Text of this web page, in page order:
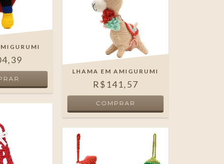
LHAMA EM AMIGURUMI
R$141,57